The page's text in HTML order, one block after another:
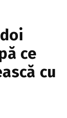
ce
cu